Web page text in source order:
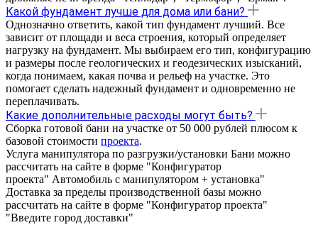
Какой фундамент лучше для дома или бани?
Однозначно ответить, какой тип фундамент лучший. Все
зависит от площади и веса строения, который определяет
нагрузку на фундамент. Мы выбираем его тип, конфигурацию
и размеры после геологических и геодезических изысканий,
когда понимаем, какая почва и рельеф на участке. Это
помогает сделать надежный фундамент и одновременно не
переплачивать.
Какие дополнительные расходы могут быть?
Сборка готовой бани на участке от 50 000 рублей плюсом к
базовой стоимости проекта.
Услуга манипулятора по разгрузки/установки Бани можно
рассчитать на сайте в форме "Конфигуратор
проекта" Автомобиль с манипулятором + установка"
Доставка за пределы производственной базы можно
рассчитать на сайте в форме "Конфигуратор проекта"
"Введите город доставки"